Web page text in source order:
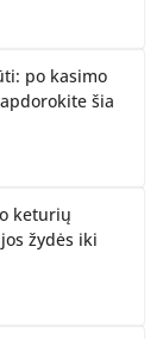
po kasimo
šia
keturių
žydės iki